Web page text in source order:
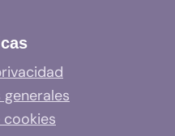
cookies